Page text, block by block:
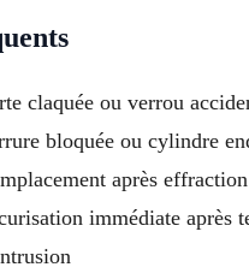
claquée ou verrou
bloquée ou cylindre
après effraction
immédiate après